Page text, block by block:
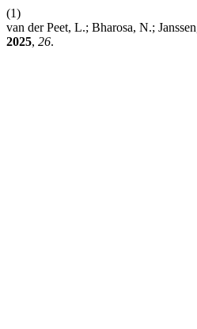
(1)
van der Peet, L.; Bharosa, N.;
2025, 26.